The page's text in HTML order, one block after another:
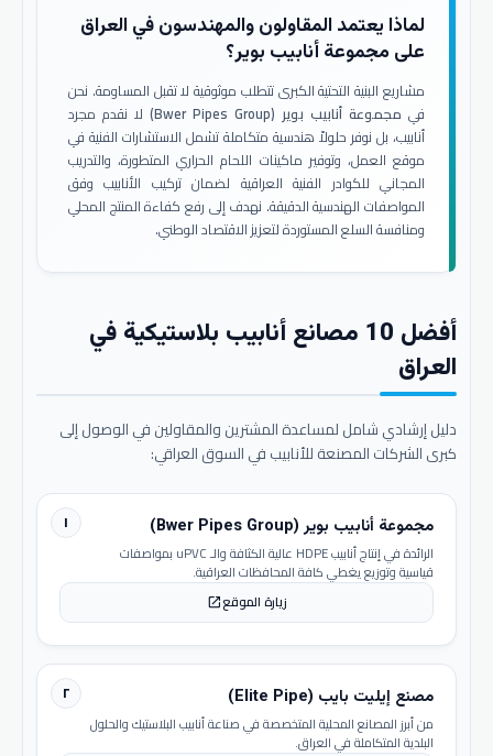
لماذا يعتمد المقاولون والمهندسون في العراق
على مجموعة أنابيب بوير؟
مشاريع البنية التحتية الكبرى تتطلب موثوقية لا تقبل المساومة. نحن
في مجموعة أنابيب بوير (Bwer Pipes Group)
لا نقدم مجرد
أنابيب، بل نوفر حلولاً هندسية متكاملة تشمل الاستشارات الفنية في
موقع العمل، وتوفير ماكينات اللحام الحراري المتطورة، والتدريب
المجاني للكوادر الفنية العراقية لضمان تركيب الأنابيب وفق
المواصفات الهندسية الدقيقة. نهدف إلى رفع كفاءة المنتج المحلي
ومنافسة السلع المستوردة لتعزيز الاقتصاد الوطني.
أفضل 10 مصانع أنابيب بلاستيكية في
العراق
دليل إرشادي شامل لمساعدة المشترين والمقاولين في الوصول إلى
كبرى الشركات المصنعة للأنابيب في السوق العراقي:
١ مجموعة أنابيب بوير (Bwer Pipes Group)
الرائدة في إنتاج أنابيب HDPE عالية الكثافة والـ uPVC بمواصفات
قياسية وتوزيع يغطي كافة المحافظات العراقية.
زيارة الموقعopen_in_new
٢ مصنع إيليت بايب (Elite Pipe)
من أبرز المصانع المحلية المتخصصة في صناعة أنابيب البلاستيك والحلول
البلدية المتكاملة في العراق.